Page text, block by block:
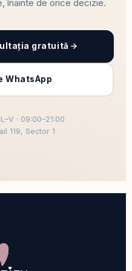
înainte de orice decizie.
gratuită
WhatsApp
L–V · 09:00–21:00
119, Sector 1